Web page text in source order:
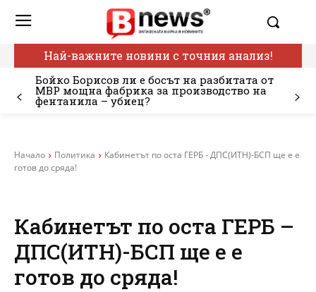
Най-важните новини с точния анализ!
Бойко Борисов ли е босът на разбитата от
МВР мощна фабрика за производство на
фентанила – убиец?
Начало Политика
Кабинетът по оста ГЕРБ - ДПС(ИТН)-БСП ще е е
готов до сряда!
Кабинетът по оста ГЕРБ –
ДПС(ИТН)-БСП ще е е
готов до сряда!